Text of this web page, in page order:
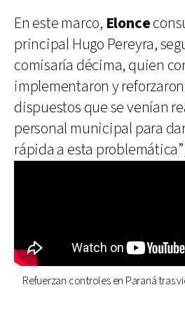
En este marco, Elonce
principal Hugo Pereyra,
comisaría décima, quien
implementaron y
dispuestos que se venían
personal municipal para
rápida a esta
Refuerzan controles en Paraná tras